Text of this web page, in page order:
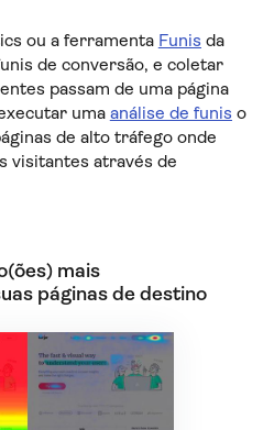
ou a ferramenta Funis da
de conversão, e coletar
passam de uma página
uma análise de funis o
de alto tráfego onde
visitantes através de
mais
páginas de destino